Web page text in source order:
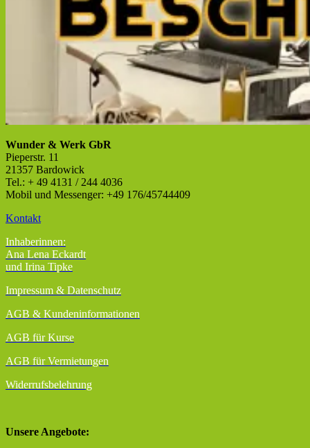
Wunder & Werk GbR
Pieperstr. 11
21357 Bardowick
Tel.: + 49 4131 / 244 4036
Mobil und Messenger: +49 176/45744409
Kontakt
Inhaberinnen:
Ana Lena Eckardt
und Irina Tipke
Impressum & Datenschutz
AGB & Kundeninformationen
AGB für Kurse
AGB für Vermietungen
Widerrufsbelehrung
Unsere Angebote: